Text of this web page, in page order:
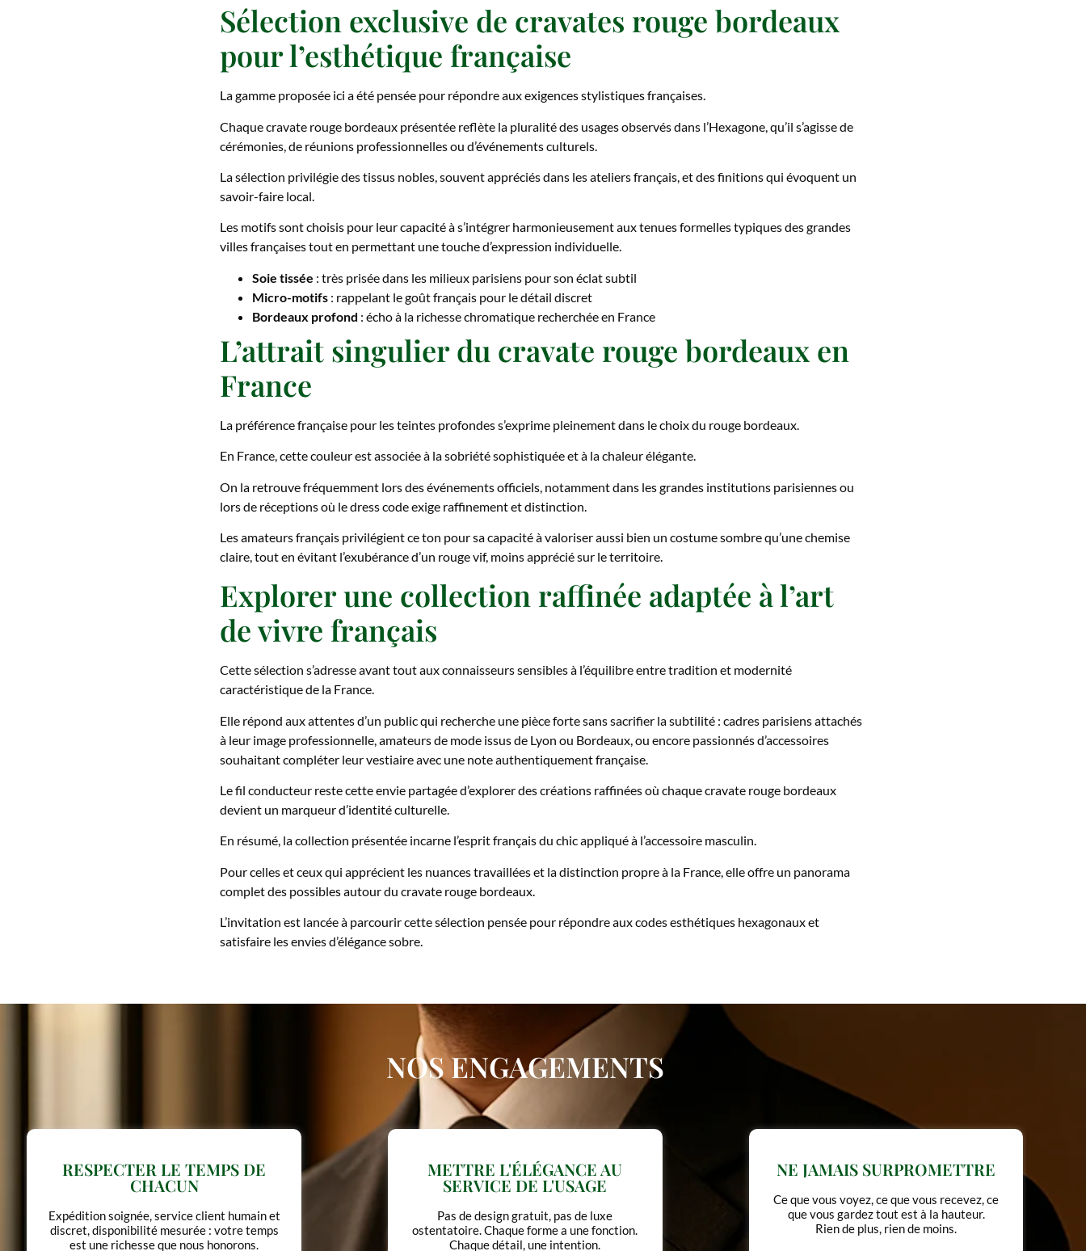
Sélection exclusive de cravates rouge bordeaux
pour l’esthétique française
La gamme proposée ici a été pensée pour répondre aux exigences stylistiques françaises.
Chaque cravate rouge bordeaux présentée reflète la pluralité des usages observés dans l’Hexagone, qu’il s’agisse de
cérémonies, de réunions professionnelles ou d’événements culturels.
La sélection privilégie des tissus nobles, souvent appréciés dans les ateliers français, et des finitions qui évoquent un
savoir-faire local.
Les motifs sont choisis pour leur capacité à s’intégrer harmonieusement aux tenues formelles typiques des grandes
villes françaises tout en permettant une touche d’expression individuelle.
Soie tissée : très prisée dans les milieux parisiens pour son éclat subtil
Micro-motifs : rappelant le goût français pour le détail discret
Bordeaux profond : écho à la richesse chromatique recherchée en France
L’attrait singulier du cravate rouge bordeaux en
France
La préférence française pour les teintes profondes s’exprime pleinement dans le choix du rouge bordeaux.
En France, cette couleur est associée à la sobriété sophistiquée et à la chaleur élégante.
On la retrouve fréquemment lors des événements officiels, notamment dans les grandes institutions parisiennes ou
lors de réceptions où le dress code exige raffinement et distinction.
Les amateurs français privilégient ce ton pour sa capacité à valoriser aussi bien un costume sombre qu’une chemise
claire, tout en évitant l’exubérance d’un rouge vif, moins apprécié sur le territoire.
Explorer une collection raffinée adaptée à l’art
de vivre français
Cette sélection s’adresse avant tout aux connaisseurs sensibles à l’équilibre entre tradition et modernité
caractéristique de la France.
Elle répond aux attentes d’un public qui recherche une pièce forte sans sacrifier la subtilité : cadres parisiens attachés
à leur image professionnelle, amateurs de mode issus de Lyon ou Bordeaux, ou encore passionnés d’accessoires
souhaitant compléter leur vestiaire avec une note authentiquement française.
Le fil conducteur reste cette envie partagée d’explorer des créations raffinées où chaque cravate rouge bordeaux
devient un marqueur d’identité culturelle.
En résumé, la collection présentée incarne l’esprit français du chic appliqué à l’accessoire masculin.
Pour celles et ceux qui apprécient les nuances travaillées et la distinction propre à la France, elle offre un panorama
complet des possibles autour du cravate rouge bordeaux.
L’invitation est lancée à parcourir cette sélection pensée pour répondre aux codes esthétiques hexagonaux et
satisfaire les envies d’élégance sobre.
NOS ENGAGEMENTS
METTRE L'ÉLÉGANCE AU
SERVICE DE L'USAGE
Pas de design gratuit, pas de luxe
ostentatoire. Chaque forme a une fonction.
Chaque détail, une intention.
NE JAMAIS SURPROMETTRE
que vous gardez tout est à la hauteur.
Rien de plus, rien de moins.
CHOISIR PEU, MAIS CHOISIR
Chaque pièce est sélectionnée pour sa
cohérence, sa fonction et sa justesse pas pour